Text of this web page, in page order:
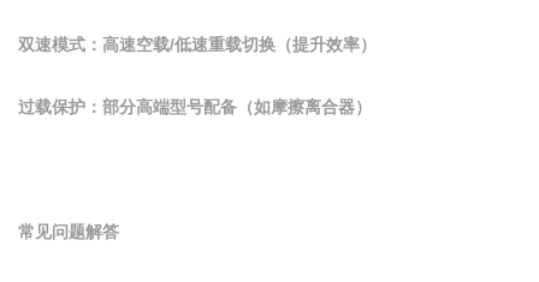
双速模式：高速空载/低速重载切换（提升效率）
过载保护：部分高端型号配备（如摩擦离合器）
常见问题解答